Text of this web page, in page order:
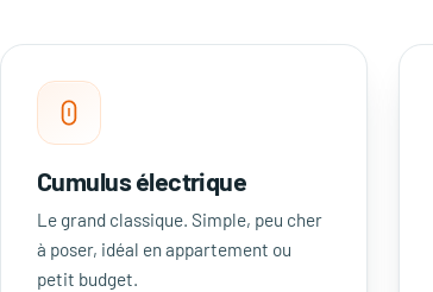
Cumulus électrique
Le grand classique. Simple, peu cher
à poser, idéal en appartement ou
petit budget.